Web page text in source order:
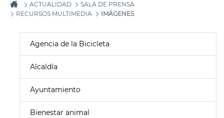
ACTUALIDAD
SALA DE PRENSA
RECURSOS MULTIMEDIA
IMÁGENES
Agencia de la Bicicleta
Alcaldía
Ayuntamiento
Bienestar animal